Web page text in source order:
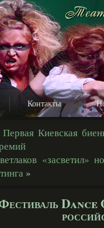
Контакты
Первая Киевская
«засветил»
»
Dance